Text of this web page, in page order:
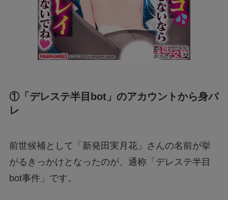
①「デレステ半目bot」のアカウントから身バ
レ
前世候補として「新発田実月花」さんの名前が挙
がるきっかけとなったのが、通称「デレステ半目
bot事件」です。